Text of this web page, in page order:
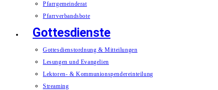
Pfarrgemeinderat
Pfarrverbandsbote
Gottesdienste
Gottesdienstordnung & Mitteilungen
Lesungen und Evangelien
Lektoren- & Kommunionspendereinteilung
Streaming